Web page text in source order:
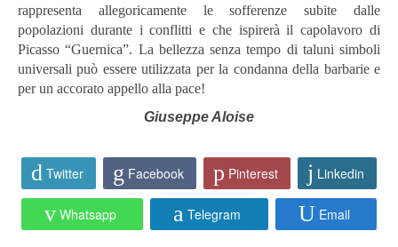
rappresenta allegoricamente le sofferenze subite dalle
popolazioni durante i conflitti e che ispirerà il capolavoro di
Picasso “Guernica”. La bellezza senza tempo di taluni simboli
universali può essere utilizzata per la condanna della barbarie e
per un accorato appello alla pace!
Giuseppe Aloise
Twitter Facebook Pinterest Linkedin
Whatsapp Telegram Email